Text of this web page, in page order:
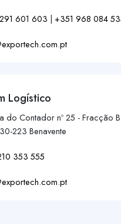
601 603 | +351 968 084
Logístico
do Contador nº 25 - Fracção
223 Benavente
353 555